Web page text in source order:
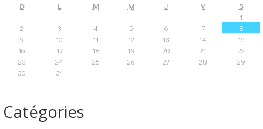
D L M M J V
S
1
2
3 4 5 6 7
8
9
10 11 12 13 14
15
16
17 18 19 20 21
22
23
24 25 26 27 28
29
30
31
Catégories